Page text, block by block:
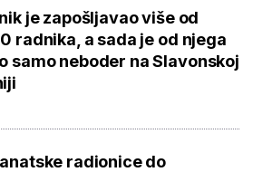
je zapošljavao više od
radnika, a sada je od njega
samo neboder na Slavonskoj
radionice do